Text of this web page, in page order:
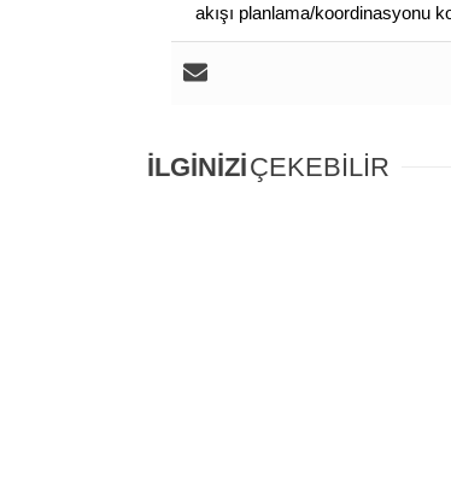
akışı planlama/koordinasyonu
İLGİNİZİÇEKEBİLİR